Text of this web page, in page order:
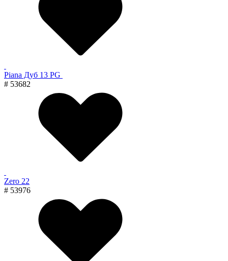
Piana Дуб 13 PG
# 53682
Zero 22
# 53976